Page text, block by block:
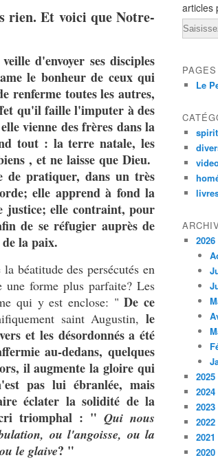
rien. Et voici que Notre-
d'envoyer ses disciples
le bonheur de ceux qui
toutes les autres,
qu'il faille l'imputer à des
vienne des frères dans la
tout : la terre natale, les
, et ne laisse que Dieu.
de pratiquer, dans un très
elle apprend à fond la
justice; elle contraint, pour
de se réfugier auprès de
la paix.
béatitude des persécutés en
forme plus parfaite? Les
qui y est enclose: "De ce
saint Augustin, le
et les désordonnés a été
au-dedans, quelques
il augmente la gloire qui
pas lui ébranlée, mais
éclater la solidité de la
cri triomphal : " Qui nous
ou l'angoisse, ou la
le glaive? "
articles
Email
PAGES
Le
2026
2025
2024
2023
2022
2021
2020